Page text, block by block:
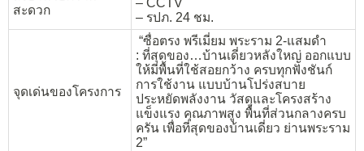
สะดวก
– CCTV
– รปภ. 24 ชม.
จุดเด่นของโครงการ
“ซื่อตรง พรีเมี่ยม พระราม 2-แสมดำ
: ที่สุดของ…บ้านเดี่ยวหลังใหญ่ ออกแบบ
ให้มีพื้นที่ใช้สอยกว้าง ครบทุกฟังชันก์
การใช้งาน แบบบ้านโปร่งสบาย
ประหยัดพลังงาน วัสดุและโครงสร้าง
แข็งแรง คุณภาพสูง พื้นที่ส่วนกลางครบ
ครัน เพื่อที่สุดของบ้านเดี่ยว ย่านพระราม
2”